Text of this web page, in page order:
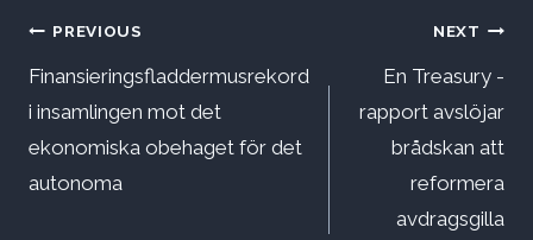
Inläggsnavigering
PREVIOUS
Finansieringsfladdermusrekord
i insamlingen mot det
ekonomiska obehaget för det
autonoma
NEXT
En Treasury -
rapport avslöjar
brådskan att
reformera
avdragsgilla